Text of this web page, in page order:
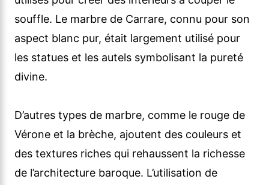
souffle. Le marbre de Carrare, connu pour son
aspect blanc pur, était largement utilisé pour
les statues et les autels symbolisant la pureté
divine.
D’autres types de marbre, comme le rouge de
Vérone et la brèche, ajoutent des couleurs et
des textures riches qui rehaussent la richesse
de l’architecture baroque. L’utilisation de